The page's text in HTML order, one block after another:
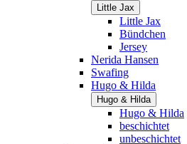
Little Jax
Little Jax
Bündchen
Jersey
Nerida Hansen
Swafing
Hugo & Hilda
Hugo & Hilda
Hugo & Hilda
beschichtet
unbeschichtet